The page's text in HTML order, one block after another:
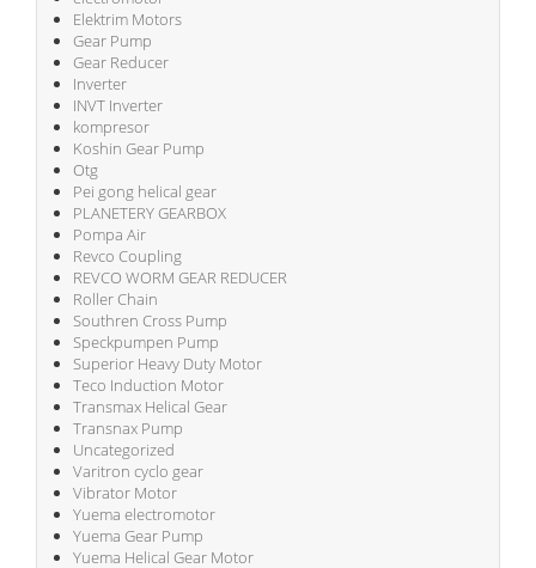
Elektrim Motors
Gear Pump
Gear Reducer
Inverter
INVT Inverter
kompresor
Koshin Gear Pump
Otg
Pei gong helical gear
PLANETERY GEARBOX
Pompa Air
Revco Coupling
REVCO WORM GEAR REDUCER
Roller Chain
Southren Cross Pump
Speckpumpen Pump
Superior Heavy Duty Motor
Teco Induction Motor
Transmax Helical Gear
Transnax Pump
Uncategorized
Varitron cyclo gear
Vibrator Motor
Yuema electromotor
Yuema Gear Pump
Yuema Helical Gear Motor